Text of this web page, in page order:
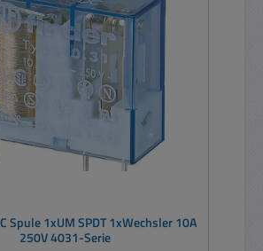
Spule 1xUM SPDT 1xWechsler 10A
250V 4031-Serie